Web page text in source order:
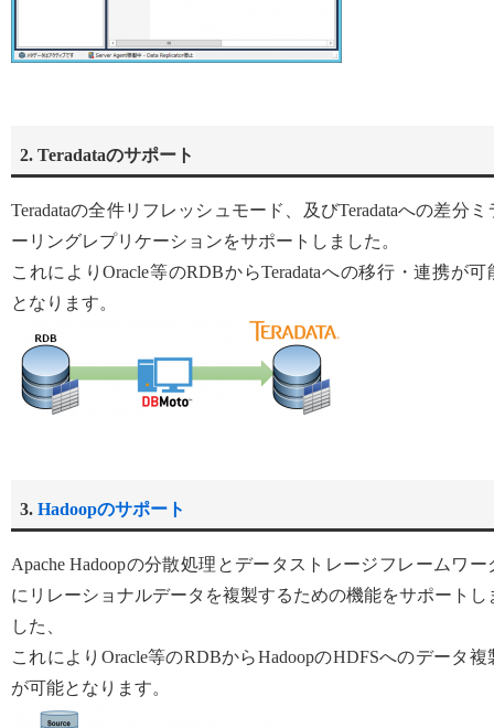
2. Teradataのサポート
Teradataの全件リフレッシュモード、及びTeradataへの差分ミ
ーリングレプリケーションをサポートしました。
これによりOracle等のRDBからTeradataへの移行・連携が可
となります。
3. Hadoopのサポート
Apache Hadoopの分散処理とデータストレージフレームワー
にリレーショナルデータを複製するための機能をサポートし
した、
これによりOracle等のRDBからHadoopのHDFSへのデータ複
が可能となります。